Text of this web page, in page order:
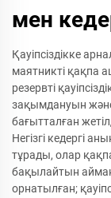
мен
Қауіпсіздікке
маятникті қақпа
резервті
зақымдануын
бағытталған
Негізгі кедергі
тұрады, олар
бақылайтын
орнатылған;